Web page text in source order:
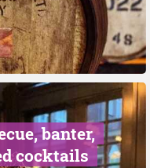
banter,
cocktails